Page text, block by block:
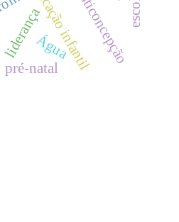
educação infantil
Águaanticoncepção
liderança
pré-natal